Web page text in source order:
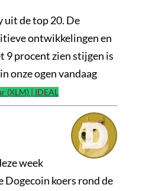
uit de top 20. De
ontwikkelingen en
9 procent zien stijgen is
onze ogen vandaag
(XLM) | IDEAL
week
Dogecoin koers rond de